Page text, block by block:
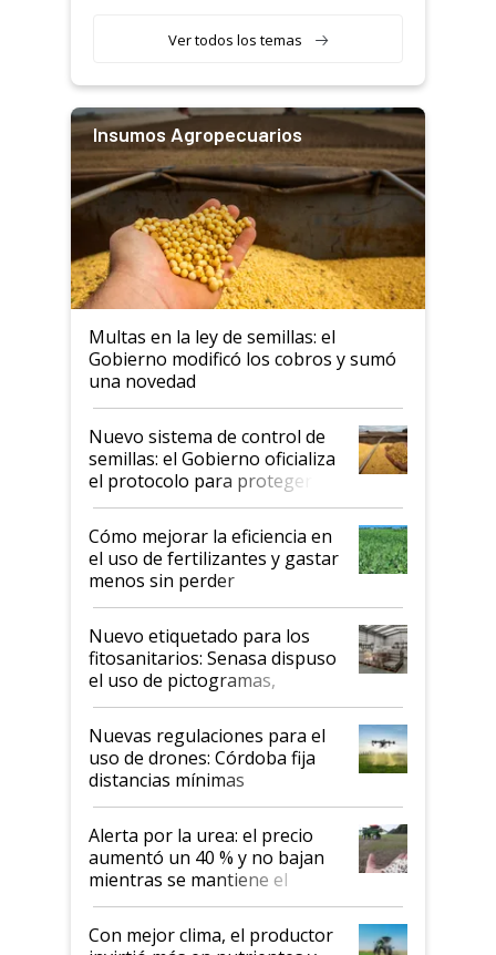
Ver todos los temas
Insumos Agropecuarios
Multas en la ley de semillas: el
Gobierno modificó los cobros y sumó
una novedad
Nuevo sistema de control de
semillas: el Gobierno oficializa
el protocolo para proteger la
propiedad intelectual
Cómo mejorar la eficiencia en
el uso de fertilizantes y gastar
menos sin perder
productividad en la campaña
fina
Nuevo etiquetado para los
fitosanitarios: Senasa dispuso
el uso de pictogramas,
palabras de advertencia e
indicaciones
Nuevas regulaciones para el
uso de drones: Córdoba fija
distancias mínimas
Alerta por la urea: el precio
aumentó un 40 % y no bajan
mientras se mantiene el
conflicto en Medio Oriente
Con mejor clima, el productor